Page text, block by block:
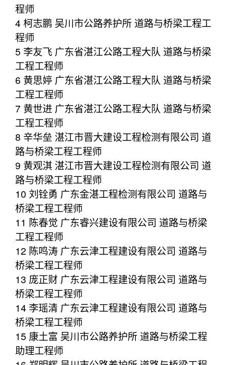
程师
4 柯志鹏 吴川市公路养护所 道路与桥梁工程工
程师
5 李友飞 广东省湛江公路工程大队 道路与桥梁
工程工程师
6 黄思婷 广东省湛江公路工程大队 道路与桥梁
工程工程师
7 黄世进 广东省湛江公路工程大队 道路与桥梁
工程工程师
8 辛华垒 湛江市晋大建设工程检测有限公司 道
路与桥梁工程工程师
9 黄观淇 湛江市晋大建设工程检测有限公司 道
路与桥梁工程工程师
10 刘铨勇 广东金湛工程检测有限公司 道路与
桥梁工程工程师
11 陈春觉 广东睿兴建设有限公司 道路与桥梁
工程工程师
12 陈鸣涛 广东云津工程建设有限公司 道路与
桥梁工程工程师
13 庞正财 广东云津工程建设有限公司 道路与
桥梁工程工程师
14 李瑶清 广东云津工程建设有限公司 道路与
桥梁工程工程师
15 康土富 吴川市公路养护所 道路与桥梁工程
助理工程师